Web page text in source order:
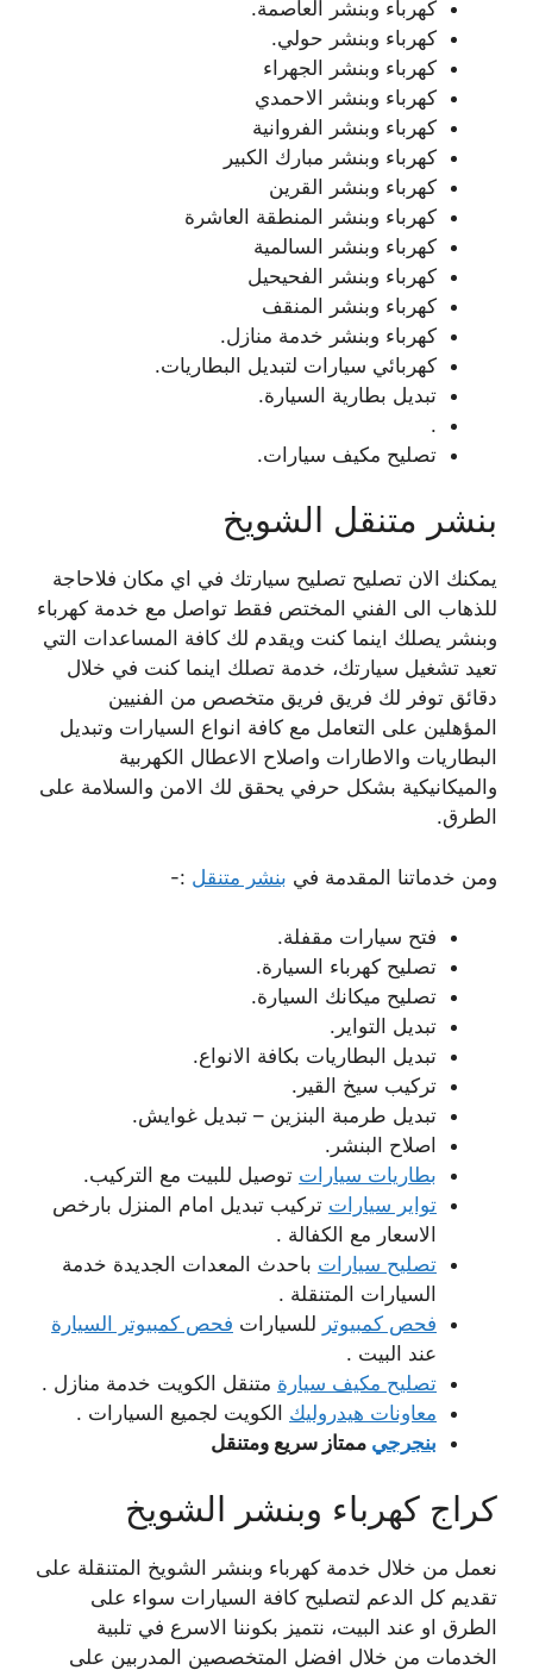
كهرباء وبنشر العاصمة.
كهرباء وبنشر حولي.
كهرباء وبنشر الجهراء
كهرباء وبنشر الاحمدي
كهرباء وبنشر الفروانية
كهرباء وبنشر مبارك الكبير
كهرباء وبنشر القرين
كهرباء وبنشر المنطقة العاشرة
كهرباء وبنشر السالمية
كهرباء وبنشر الفحيحيل
كهرباء وبنشر المنقف
كهرباء وبنشر خدمة منازل.
كهربائي سيارات لتبديل البطاريات.
تبديل بطارية السيارة.
.
تصليح مكيف سيارات.
بنشر متنقل الشويخ
يمكنك الان تصليح تصليح سيارتك في اي مكان فلاحاجة
للذهاب الى الفني المختص فقط تواصل مع خدمة كهرباء
وبنشر يصلك اينما كنت ويقدم لك كافة المساعدات التي
تعيد تشغيل سيارتك، خدمة تصلك اينما كنت في خلال
دقائق توفر لك فريق فريق متخصص من الفنيين
المؤهلين على التعامل مع كافة انواع السيارات وتبديل
البطاريات والاطارات واصلاح الاعطال الكهربية
والميكانيكية بشكل حرفي يحقق لك الامن والسلامة على
الطرق.
ومن خدماتنا المقدمة في بنشر متنقل :-
فتح سيارات مقفلة.
تصليح كهرباء السيارة.
تصليح ميكانك السيارة.
تبديل التواير.
تبديل البطاريات بكافة الانواع.
تركيب سيخ القير.
تبديل طرمبة البنزين – تبديل غوايش.
اصلاح البنشر.
بطاريات سيارات توصيل للبيت مع التركيب.
تواير سيارات تركيب تبديل امام المنزل بارخص
الاسعار مع الكفالة .
تصليح سيارات باحدث المعدات الجديدة خدمة
السيارات المتنقلة .
فحص كمبيوتر للسيارات فحص كمبيوتر السيارة
عند البيت .
تصليح مكيف سيارة متنقل الكويت خدمة منازل .
معاونات هيدروليك الكويت لجميع السيارات .
بنجرجي ممتاز سريع ومتنقل
كراج كهرباء وبنشر الشويخ
نعمل من خلال خدمة كهرباء وبنشر الشويخ المتنقلة على
تقديم كل الدعم لتصليح كافة السيارات سواء على
الطرق او عند البيت، نتميز بكوننا الاسرع في تلبية
الخدمات من خلال افضل المتخصصين المدربين على